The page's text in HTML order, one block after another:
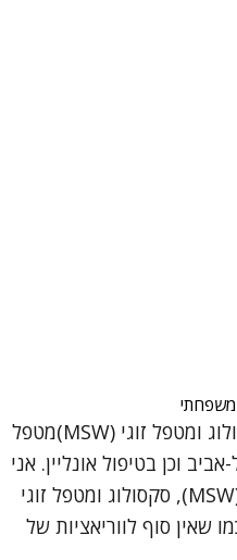
שי שפיצן – פסיכותרפיסט, סקסולוג ומטפל זוגי (MSW)מטפל
וכן בטיפול אונליין. אני
שי שפיצן, עובד סוציאלי קליני (MSW), סקסולוג ומטפל זוגי
שאין סוף לווריאציות של